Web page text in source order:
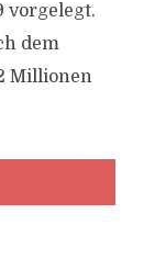
vorgelegt.
dem
Millionen